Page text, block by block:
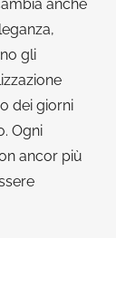
anche
gli
dei giorni
Ogni
ancor più